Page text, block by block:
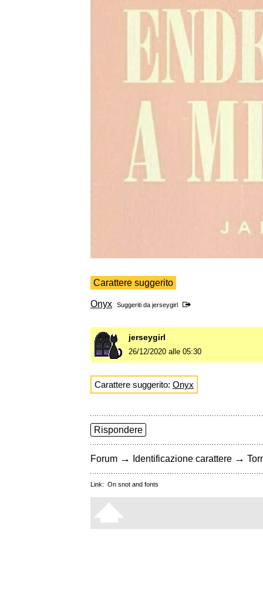
Carattere suggerito
Onyx Suggeriti da jerseygirl
jerseygirl
26/12/2020 alle 05:30
Carattere suggerito: Onyx
Rispondere
Forum → Identificazione carattere →
Link: On snot and fonts